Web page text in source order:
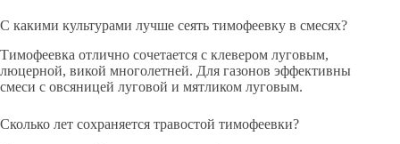
С какими культурами лучше сеять тимофеевку в смесях?
Тимофеевка отлично сочетается с клевером луговым,
люцерной, викой многолетней. Для газонов эффективны
смеси с овсяницей луговой и мятликом луговым.
Сколько лет сохраняется травостой тимофеевки?